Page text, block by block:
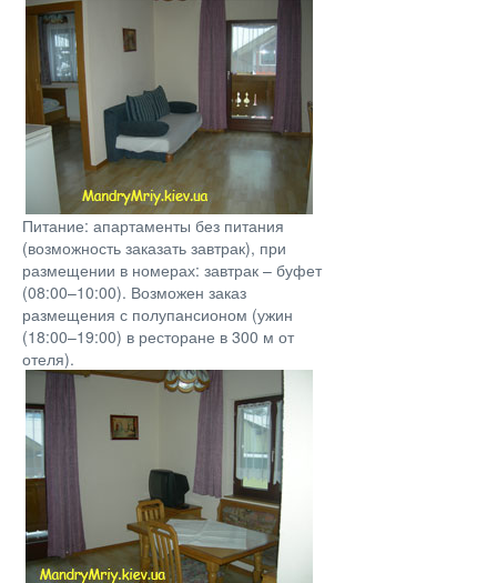
Питание: апартаменты без питания
(возможность заказать завтрак), при
размещении в номерах: завтрак – буфет
(08:00–10:00). Возможен заказ
размещения с полупансионом (ужин
(18:00–19:00) в ресторане в 300 м от
отеля).